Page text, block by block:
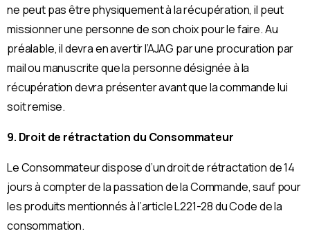
ne peut pas être physiquement à la récupération, il peut
missionner une personne de son choix pour le faire. Au
préalable, il devra en avertir l’AJAG par une procuration par
mail ou manuscrite que la personne désignée à la
récupération devra présenter avant que la commande lui
soit remise.
9. Droit de rétractation du Consommateur
Le Consommateur dispose d’un droit de rétractation de 14
jours à compter de la passation de la Commande, sauf pour
les produits mentionnés à l’article L221-28 du Code de la
consommation.